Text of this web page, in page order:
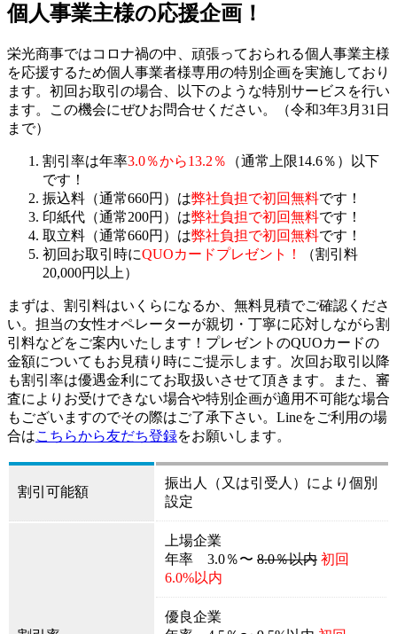
個人事業主様の応援企画！
栄光商事ではコロナ禍の中、頑張っておられる個人事業主様
を応援するため個人事業者様専用の特別企画を実施しており
ます。初回お取引の場合、以下のような特別サービスを行い
ます。この機会にぜひお問合せください。（令和3年3月31日
まで）
割引率は年率3.0％から13.2％
（通常上限14.6％）以下
です！
振込料（通常660円）は弊社負担で初回無料です！
印紙代（通常200円）は弊社負担で初回無料です！
取立料（通常660円）は弊社負担で初回無料です！
初回お取引時にQUOカードプレゼント！
（割引料
20,000円以上）
まずは、割引料はいくらになるか、無料見積でご確認くださ
い。担当の女性オペレーターが親切・丁寧に応対しながら割
引料などをご案内いたします！プレゼントのQUOカードの
金額についてもお見積り時にご提示します。次回お取引以降
も割引率は優遇金利にてお取扱いさせて頂きます。また、審
査によりお受けできない場合や特別企画が適用不可能な場合
もございますのでその際はご了承下さい。Lineをご利用の場
合はこちらから友だち登録をお願いします。
割引可能額
振出人（又は引受人）により個別
設定
上場企業
年率 3.0％〜 8.0％以内 初回
6.0%以内
優良企業